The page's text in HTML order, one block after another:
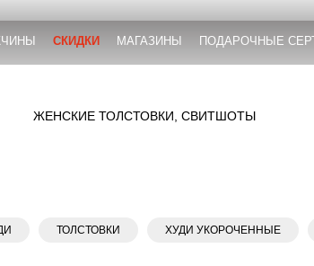
СКИДКИ МАГАЗИНЫ ПОДАРОЧНЫЕ
ЖЕНСКИЕ ТОЛСТОВКИ, СВИТШОТЫ
ТОЛСТОВКИ ХУДИ УКОРОЧЕННЫЕ